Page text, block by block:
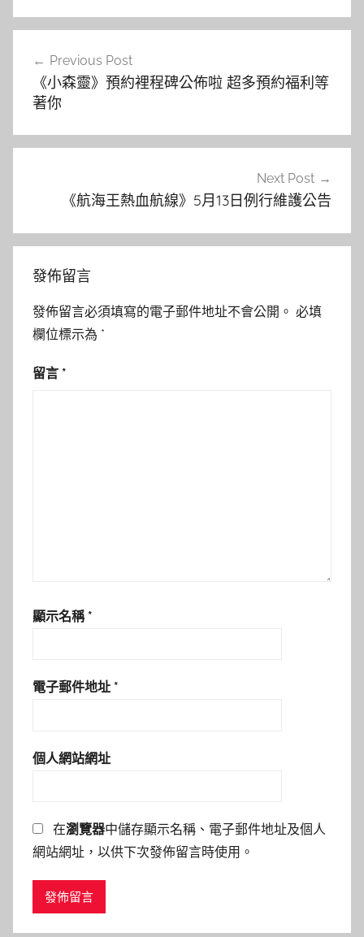
覽
Previous Post
《小森靈》預約裡程碑公佈啦 超多預約福利等
著你
Next Post
《航海王熱血航線》5月13日例行維護公告
發佈留言
發佈留言必須填寫的電子郵件地址不會公開。 必填
欄位標示為 *
留言 *
顯示名稱 *
電子郵件地址 *
個人網站網址
在瀏覽器中儲存顯示名稱、電子郵件地址及個人
網站網址，以供下次發佈留言時使用。